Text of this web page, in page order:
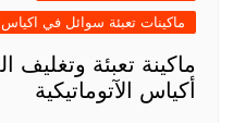
ماكينات تعبئة سوائل في اكياس
ماكينة تعبئة وتغليف
أكياس الآتوماتيكية